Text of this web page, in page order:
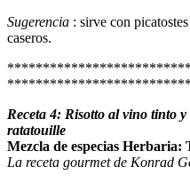
Sugerencia : sirve con
caseros.
Receta 4: Risotto al vino tinto
ratatouille
Mezcla de especias Herbaria:
La receta gourmet de Konrad